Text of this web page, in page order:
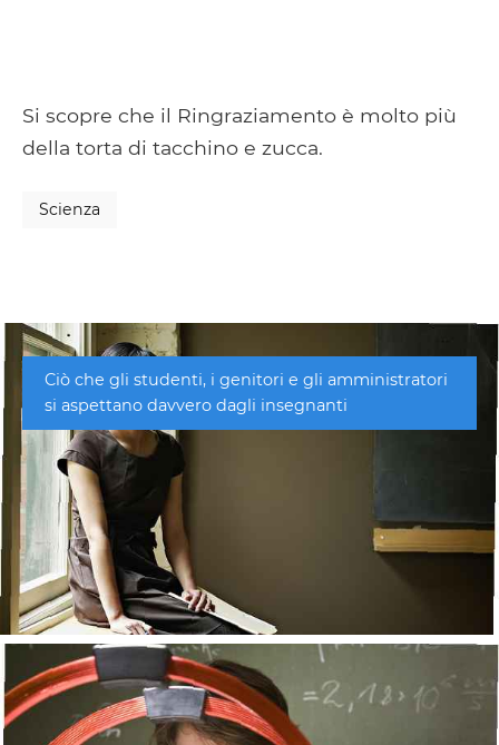
Si scopre che il Ringraziamento è molto più
della torta di tacchino e zucca.
Scienza
Ciò che gli studenti, i genitori e gli amministratori
si aspettano davvero dagli insegnanti